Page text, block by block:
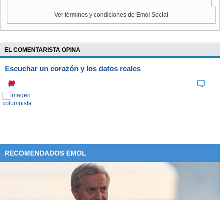
Ver términos y condiciones de Emol Social
EL COMENTARISTA OPINA
Escuchar un corazón y los datos reales
RECOMENDADOS EMOL